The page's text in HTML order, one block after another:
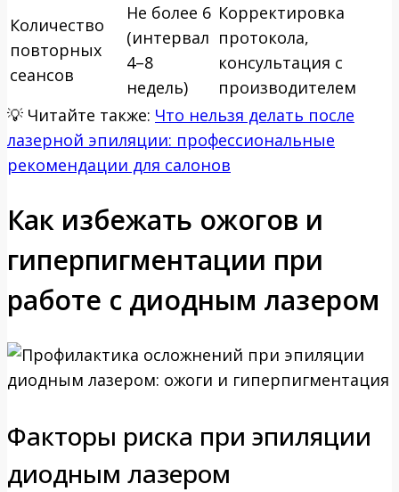
Количество
повторных
сеансов
Не более 6
(интервал
4–8
недель)
Корректировка
протокола,
консультация с
производителем
💡 Читайте также: Что нельзя делать после
лазерной эпиляции: профессиональные
рекомендации для салонов
Как избежать ожогов и
гиперпигментации при
работе с диодным лазером
Факторы риска при эпиляции
диодным лазером